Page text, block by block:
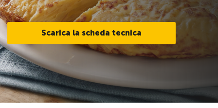
Scarica la scheda tecnica